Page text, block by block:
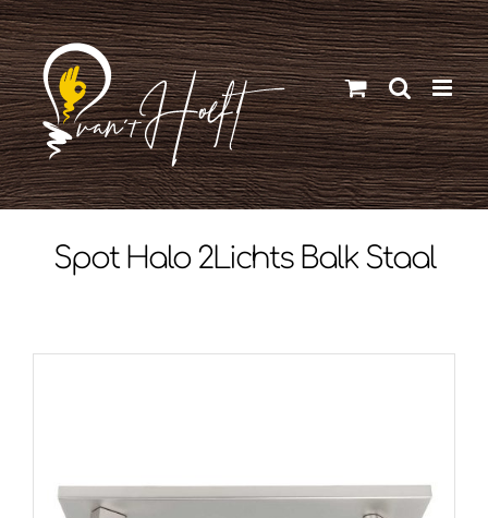
Ga
naar
inhoud
Spot Halo 2Lichts Balk Staal